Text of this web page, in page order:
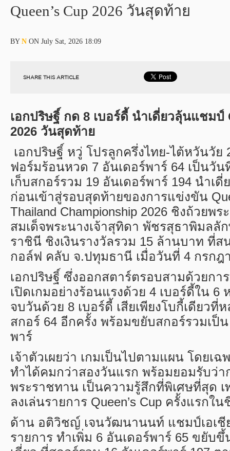
Queen’s Cup 2026 วันสุดท้าย
BYN ON July Sat, 2026 18:09
SHARE THIS ARTICLE
เอกปริษฐิ์ กด 8 เบอร์ดี้ นำเดี่ยวลุ้นแชมป์
2026 วันสุดท้าย
เอกปริษฐิ์ หวู่ โปรลูกครึ่งไทย-ไต้หวันวัย
ฟอร์มร้อนหวด 7 อันเดอร์พาร์ 64 เป็นวั
เก็บสกอร์รวม 19 อันเดอร์พาร์ 194 นำเดี่
ก่อนเข้าสู่รอบสุดท้ายของการแข่งขัน
Thailand Championship 2026 ชิงถ้วยพร
สมเด็จพระนางเจ้าสุทิดา พัชรสุธาพิมลลั
ราชินี ชิงเงินรางวัลรวม 15 ล้านบาท ที่ส
กอล์ฟ คลับ จ.ปทุมธานี เมื่อวันที่ 4 กรกฎ
เอกปริษฐิ์ ซึ่งออกสตาร์ตรอบสามด้วยกา
เปิดเกมอย่างร้อนแรงด้วย 4 เบอร์ดี้ใน 6
จบวันด้วย 8 เบอร์ดี้ เสียเพียงโบกี้เดียวที่
สกอร์ 64 อีกครั้ง พร้อมขยับสกอร์รวมเป็
พาร์
เจ้าตัวเผยว่า เกมเป็นไปตามแผน โดยเ
ทำได้คมกว่าสองวันแรก พร้อมยอมรับว่า
พระราชทาน เป็นความรู้สึกที่พิเศษที่สุด เ
ลงเล่นรายการ Queen’s Cup ครั้งแรกใน
ด้าน อติวิชญ์ เจนวัฒนานนท์ แชมป์เอเชี
รายการ ทำเพิ่ม 6 อันเดอร์พาร์ 65 ขยับ